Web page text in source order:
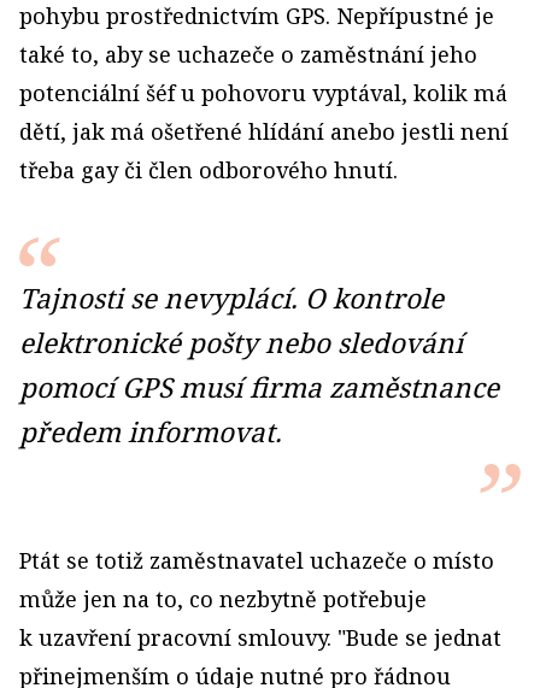
pohybu prostřednictvím GPS. Nepřípustné je
také to, aby se uchazeče o zaměstnání jeho
potenciální šéf u pohovoru vyptával, kolik má
dětí, jak má ošetřené hlídání anebo jestli není
třeba gay či člen odborového hnutí.
Tajnosti se nevyplácí. O kontrole
elektronické pošty nebo sledování
pomocí GPS musí firma zaměstnance
předem informovat.
Ptát se totiž zaměstnavatel uchazeče o místo
může jen na to, co nezbytně potřebuje
k uzavření pracovní smlouvy. "Bude se jednat
přinejmenším o údaje nutné pro řádnou